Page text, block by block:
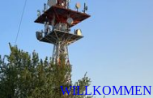
WILLKOMMEN